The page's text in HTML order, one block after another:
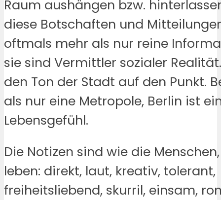
Raum aushängen bzw.
diese Botschaften und
oftmals mehr als nur reine
sie sind Vermittler sozialer
den Ton der Stadt auf den Punkt.
als nur eine Metropole, Berlin ist
Lebensgefühl.
Die Notizen sind wie die
leben: direkt, laut, kreativ, tolerant,
freiheitsliebend, skurril, einsam,